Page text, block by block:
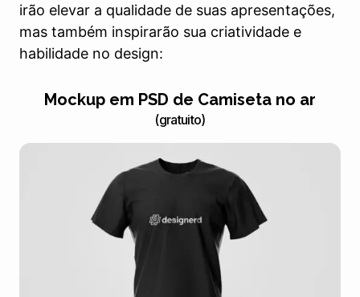
irão elevar a qualidade de suas apresentações,
mas também inspirarão sua criatividade e
habilidade no design:
Mockup em PSD de Camiseta no ar
(gratuito)